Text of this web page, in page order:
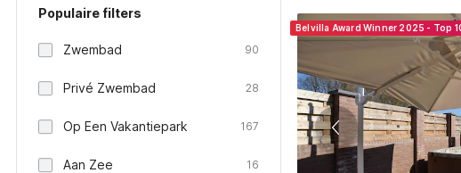
Populaire filters
Zwembad 90
Privé Zwembad 28
Op Een Vakantiepark 167
Aan Zee 16
Belvilla Award Winner 2025 - Top